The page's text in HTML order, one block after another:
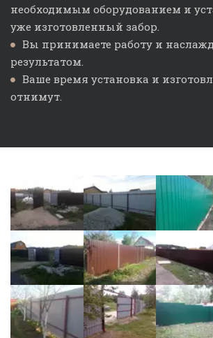
необходимым оборудованием и
уже изготовленный забор.
Вы принимаете работу и
результатом.
Ваше время установка и
отнимут.